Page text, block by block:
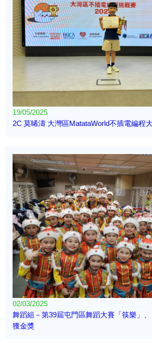
19/05/2025
2C 莫晞濤 大灣區MatataWorld不插電編程
02/03/2025
舞蹈組－第39屆屯門區舞蹈大賽「筷樂」
獲金獎